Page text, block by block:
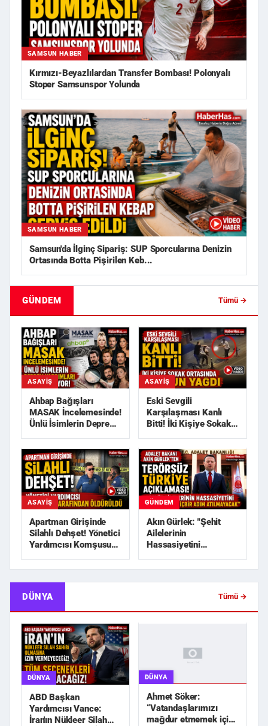
SAMSUN HABER
Kırmızı-Beyazlılardan Transfer Bombası! Polonyalı
Stoper Samsunspor Yolunda
SAMSUN HABER
Samsun'da İlginç Sipariş: SUP Sporcularına Denizin
Ortasında Botta Pişirilen Keb...
GÜNDEM Tümü →
ASAYIŞ
Ahbap Bağışları
MASAK İncelemesinde!
Ünlü İsimlerin Deprem
ASAYIŞ
Eski Sevgili
Karşılaşması Kanlı
Bitti! İki Kişiye Sokak
ASAYIŞ
Apartman Girişinde
Silahlı Dehşet! Yönetici
Yardımcısı Komşusu
GÜNDEM
Akın Gürlek: "Şehit
Ailelerinin
Hassasiyetini
Adım Atılmayaca...
DÜNYA Tümü →
DÜNYA
ABD Başkan
Yardımcısı Vance:
İran'ın Nükleer Silah
DÜNYA
Ahmet Söker:
“Vatandaşlarımızı
mağdur etmemek için